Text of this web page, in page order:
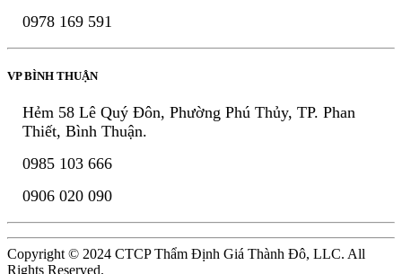
0978 169 591
VP BÌNH THUẬN
Hẻm 58 Lê Quý Đôn, Phường Phú Thủy, TP. Phan
Thiết, Bình Thuận.
0985 103 666
0906 020 090
Copyright © 2024 CTCP Thẩm Định Giá Thành Đô, LLC. All
Rights Reserved.